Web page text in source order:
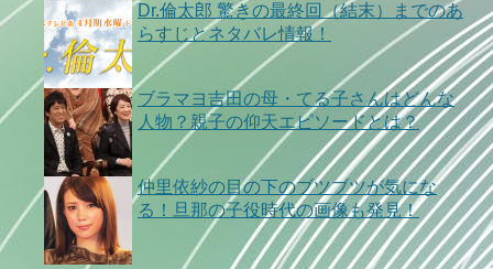
Dr.倫太郎 驚きの最終回（結末）までのあ
らすじとネタバレ情報！
ブラマヨ吉田の母・てる子さんはどんな
人物？親子の仰天エピソードとは？
仲里依紗の目の下のブツブツが気にな
る！旦那の子役時代の画像も発見！